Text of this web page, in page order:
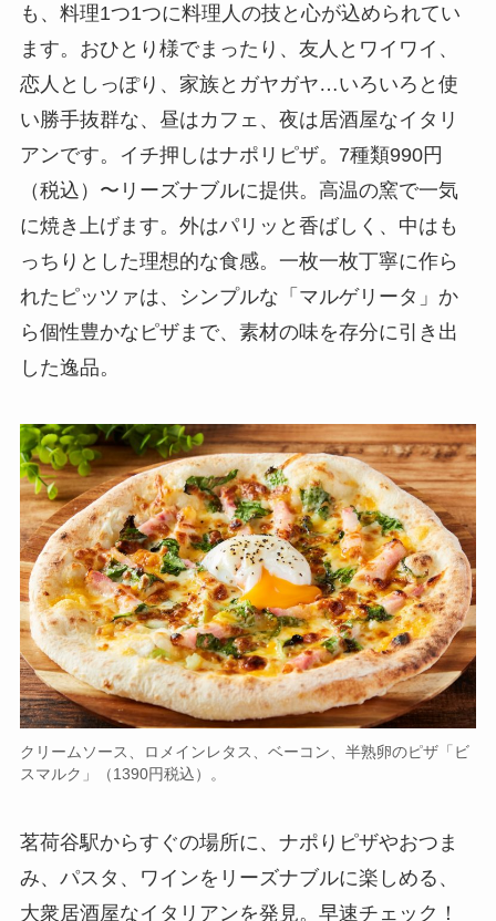
も、料理1つ1つに料理人の技と心が込められてい
ます。おひとり様でまったり、友人とワイワイ、
恋人としっぽり、家族とガヤガヤ…いろいろと使
い勝手抜群な、昼はカフェ、夜は居酒屋なイタリ
アンです。イチ押しはナポリピザ。7種類990円
（税込）〜リーズナブルに提供。高温の窯で一気
に焼き上げます。外はパリッと香ばしく、中はも
っちりとした理想的な食感。一枚一枚丁寧に作ら
れたピッツァは、シンプルな「マルゲリータ」か
ら個性豊かなピザまで、素材の味を存分に引き出
した逸品。
クリームソース、ロメインレタス、ベーコン、半熟卵のピザ「ビ
スマルク」（1390円税込）。
茗荷谷駅からすぐの場所に、ナポりピザやおつま
み、パスタ、ワインをリーズナブルに楽しめる、
大衆居酒屋なイタリアンを発見。早速チェック！